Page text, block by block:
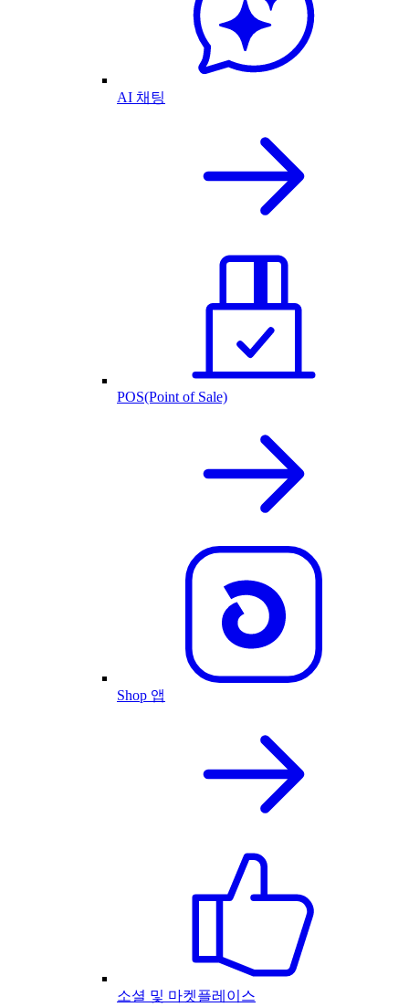
AI 채팅
POS(Point of Sale)
Shop 앱
소셜 및 마켓플레이스